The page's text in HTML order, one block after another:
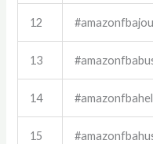
12
13
14
15